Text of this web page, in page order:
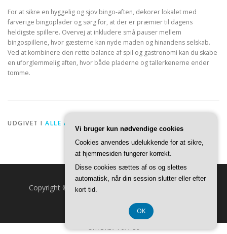
For at sikre en hyggelig og sjov bingo-aften, dekorer lokalet med
farverige bingoplader og sørg for, at der er præmier til dagens
heldigste spillere. Overvej at inkludere små pauser mellem
bingospillene, hvor gæsterne kan nyde maden og hinandens selskab.
Ved at kombinere den rette balance af spil og gastronomi kan du skabe
en uforglemmelig aften, hvor både pladerne og tallerkenerne ender
tomme.
UDGIVET I ALLE ARTIKLER
Copyright © 2026 Fuldmåne.dk
CVR DK374 077 39
Vi bruger kun nødvendige cookies
Cookies anvendes udelukkende for at sikre,
at hjemmesiden fungerer korrekt.
Disse cookies sættes af os og slettes
automatisk, når din session slutter eller efter
kort tid.
OK